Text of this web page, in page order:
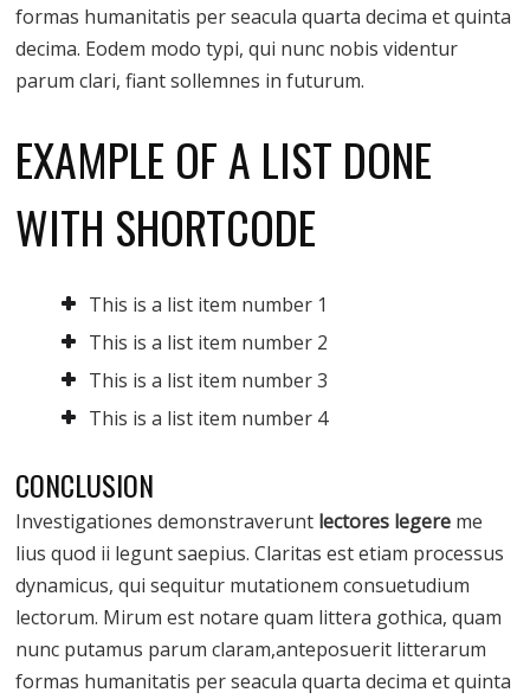
formas humanitatis per seacula quarta decima et quinta
decima. Eodem modo typi, qui nunc nobis videntur
parum clari, fiant sollemnes in futurum.
EXAMPLE OF A LIST DONE
WITH SHORTCODE
This is a list item number 1
This is a list item number 2
This is a list item number 3
This is a list item number 4
CONCLUSION
Investigationes demonstraverunt lectores legere me
lius quod ii legunt saepius. Claritas est etiam processus
dynamicus, qui sequitur mutationem consuetudium
lectorum. Mirum est notare quam littera gothica, quam
nunc putamus parum claram,anteposuerit litterarum
formas humanitatis per seacula quarta decima et quinta